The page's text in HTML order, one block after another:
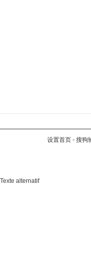
设置首页 - 搜狗
Texte alternatif